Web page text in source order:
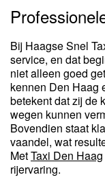
Bij Haagse Snel
service, en dat
niet alleen goed
kennen Den Haag
betekent dat zij de
wegen kunnen
Bovendien staat
vaandel, wat
MetTaxi Den Haag
rijervaring.